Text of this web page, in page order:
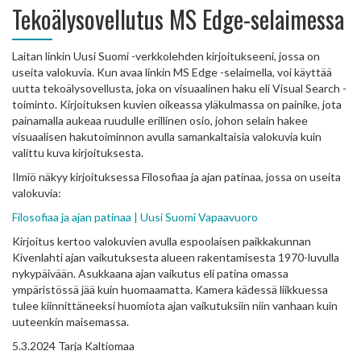
Tekoälysovellutus MS Edge-selaimessa
Laitan linkin Uusi Suomi -verkkolehden kirjoitukseeni, jossa on
useita valokuvia. Kun avaa linkin MS Edge -selaimella, voi käyttää
uutta tekoälysovellusta, joka on visuaalinen haku eli Visual Search -
toiminto. Kirjoituksen kuvien oikeassa yläkulmassa on painike, jota
painamalla aukeaa ruudulle erillinen osio, johon selain hakee
visuaalisen hakutoiminnon avulla samankaltaisia valokuvia kuin
valittu kuva kirjoituksesta.
Ilmiö näkyy kirjoituksessa Filosofiaa ja ajan patinaa, jossa on useita
valokuvia:
Filosofiaa ja ajan patinaa | Uusi Suomi Vapaavuoro
Kirjoitus kertoo valokuvien avulla espoolaisen paikkakunnan
Kivenlahti ajan vaikutuksesta alueen rakentamisesta 1970-luvulla
nykypäivään. Asukkaana ajan vaikutus eli patina omassa
ympäristössä jää kuin huomaamatta. Kamera kädessä liikkuessa
tulee kiinnittäneeksi huomiota ajan vaikutuksiin niin vanhaan kuin
uuteenkin maisemassa.
5.3.2024 Tarja Kaltiomaa